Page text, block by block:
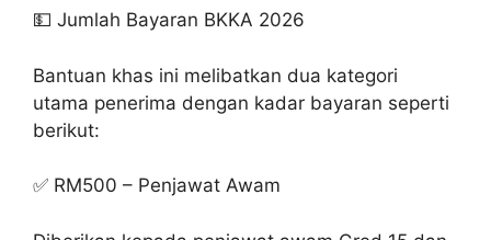
💵 Jumlah Bayaran BKKA 2026
Bantuan khas ini melibatkan dua kategori
utama penerima dengan kadar bayaran seperti
berikut:
✅ RM500 – Penjawat Awam